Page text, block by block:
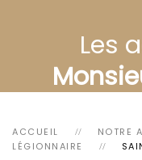
Les
ACCUEIL NOTRE
LÉGIONNAIRE